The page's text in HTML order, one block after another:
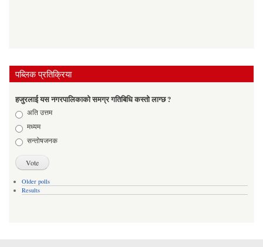
पब्लिक प्रतिक्रिया
हजुरलाई यस नगरपालिकाको समग्र गतिबिधि कस्तो लाग्छ ?
Choicesअति उत्तम
मध्यम
सन्तोषजनक
Older polls
Results